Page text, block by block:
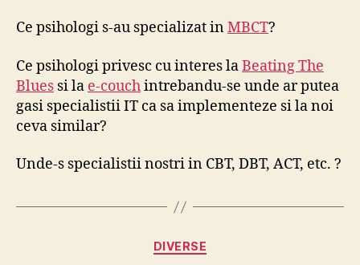
Ce psihologi s-au specializat inMBCT?
Ce psihologi privesc cu interes laBeating The
Blues si la e-couchintrebandu-se unde ar putea
gasi specialistii IT ca sa implementeze si la noi
ceva similar?
Unde-s specialistii nostri in CBT, DBT, ACT, etc. ?
Categories
DIVERSE